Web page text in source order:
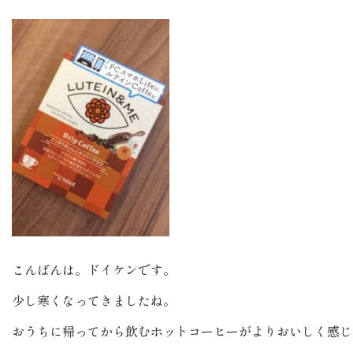
こんばんは。ドイケンです。
少し寒くなってきましたね。
おうちに帰ってから飲むホットコーヒーがよりおいしく感